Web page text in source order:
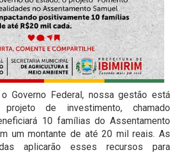
Governo Federal, nossa gestão está
de investimento, chamado
10 famílias do Assentamento
um montante de até 20 mil reais. As
aplicarão esses recursos para